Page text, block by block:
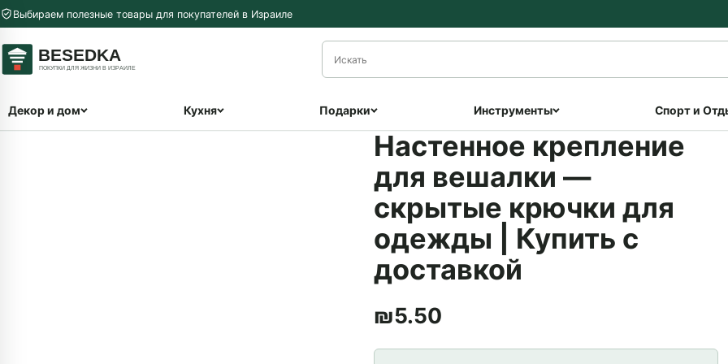
Перейти к содержимому
Выбираем полезные товары для покупателей в Израиле
Декор и дом Кухня Подарки Инструменты Спорт и
Настенное крепление
для вешалки —
скрытые крючки для
одежды | Купить с
доставкой
₪5.50